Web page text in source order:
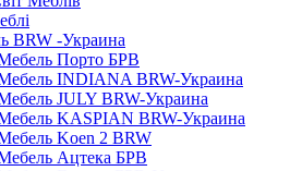
BRW -Украина
Порто БРВ
INDIANA BRW-Украина
JULY BRW-Украина
KASPIAN BRW-Украина
Koen 2 BRW
Ацтека БРВ